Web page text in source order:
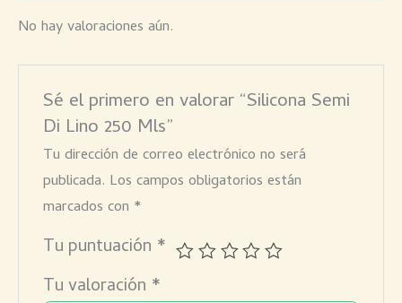
No hay valoraciones aún.
Sé el primero en valorar “Silicona Semi
Di Lino 250 Mls”
Tu dirección de correo electrónico no será
publicada. Los campos obligatorios están
marcados con *
Tu puntuación *
Tu valoración *